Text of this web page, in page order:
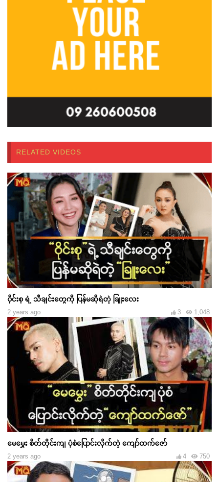
RELATED VIDEOS
ဝိုင်းစု ရဲ့ သီချင်းတွေကို ပြန်မဆိုရဲတဲ့ ခြူးလေး
2 years ago 1,048
3
မေမွှေး စိတ်တိုင်းကျ ပုံစံပြောင်းလိုက်တဲ့ ကျော်ထက်ဇော်
2 years ago 750
4